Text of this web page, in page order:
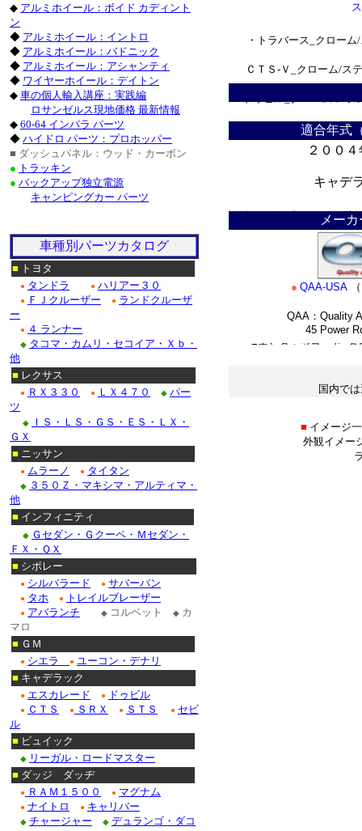
適合年式
２００
キャデ
メー
● QAA-USA
QAA：Quality
45 Power
国内で
■ イメージ
外観イメー
ステンレス_パーツ・
・トラバース_クロー
ＣＴＳ-Ｖ_クローム/ス
Ｆ１５０_クローム/ス
クローム/ステンレス
クローム/ステンレス■
クロームパーツ■ニッサ
・テラノ_クローム/
/ステンレス_パーツ・
■ホンダ：アコード_ク
◆ アルミホイール：ボイド カディント
ン
◆ アルミホイール：イントロ
◆ アルミホイール：バドニック
◆ アルミホイール：アシャンティ
◆ ワイヤーホイール：デイトン
◆ 車の個人輸入講座：実践編
ロサンゼルス現地価格 最新情報
◆ 60-64 インパラ パーツ
◆ ハイドロ パーツ：プロホッパー
■ ダッシュパネル：ウッド・カーボン
● トラッキン
● バックアップ独立電源
キャンピングカー パーツ
車種別パーツカタログ
■ トヨタ
● タンドラ ● ハリアー３０
● ＦＪクルーザー ● ランドクルーザ
ー
● ４ ランナー
◆ タコマ・カムリ・セコイア・Ｘｂ・
他
■ レクサス
● ＲＸ３３０ ● ＬＸ４７０ ◆ パー
ツ
◆
ＩＳ・ＬＳ・ＧＳ・ＥＳ・ＬＸ・
ＧＸ
■ ニッサン
● ムラーノ ● タイタン
◆ ３５０Ｚ・マキシマ・アルティマ・
他
■ インフィニティ
◆ Ｇセダン・Ｇクーペ・Ｍセダン・
ＦＸ・ＱＸ
■ シボレー
● シルバラード ● サバーバン
● タホ ● トレイルブレーザー
● アバランチ ◆ コルベット ◆ カ
マロ
■ ＧＭ
● シエラ ● ユーコン・デナリ
■ キャデラック
● エスカレード ● ドゥビル
● ＣＴＳ ● ＳＲＸ ● ＳＴＳ ● セビ
ル
■ ビュイック
◆ リーガル・ロードマスター
■ ダッジ ダッヂ
● ＲＡＭ１５００ ● マグナム
● ナイトロ ● キャリバー
◆ チャージャー ◆ デュランゴ・ダコ